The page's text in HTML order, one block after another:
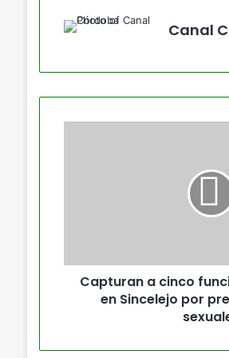
Canal
Capturan a cinco
en Sincelejo por